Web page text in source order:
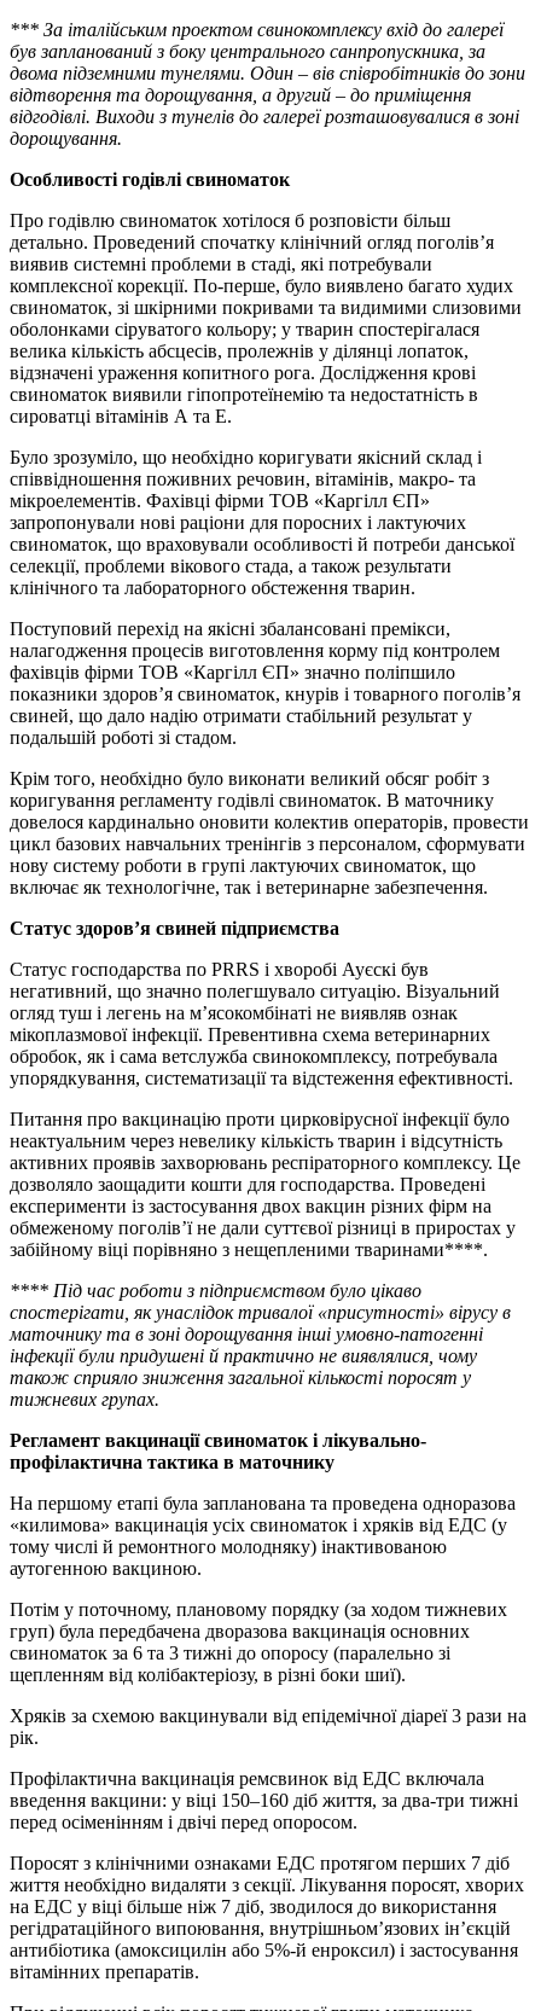
*** За італійським проектом свинокомплексу вхід до галереї
був запланований з боку центрального санпропускника, за
двома підземними тунелями. Один – вів співробітників до зони
відтворення та дорощування, а другий – до приміщення
відгодівлі. Виходи з тунелів до галереї розташовувалися в зоні
дорощування.
Особливості годівлі свиноматок
Про годівлю свиноматок хотілося б розповісти більш
детально. Проведений спочатку клінічний огляд поголів’я
виявив системні проблеми в стаді, які потребували
комплексної корекції. По-перше, було виявлено багато худих
свиноматок, зі шкірними покривами та видимими слизовими
оболонками сіруватого кольору; у тварин спостерігалася
велика кількість абсцесів, пролежнів у ділянці лопаток,
відзначені ураження копитного рога. Дослідження крові
свиноматок виявили гіпопротеїнемію та недостатність в
сироватці вітамінів А та Е.
Було зрозуміло, що необхідно коригувати якісний склад і
співвідношення поживних речовин, вітамінів, макро- та
мікроелементів. Фахівці фірми ТОВ «Каргілл ЄП»
запропонували нові раціони для поросних і лактуючих
свиноматок, що враховували особливості й потреби данської
селекції, проблеми вікового стада, а також результати
клінічного та лабораторного обстеження тварин.
Поступовий перехід на якісні збалансовані премікси,
налагодження процесів виготовлення корму під контролем
фахівців фірми ТОВ «Каргілл ЄП» значно поліпшило
показники здоров’я свиноматок, кнурів і товарного поголів’я
свиней, що дало надію отримати стабільний результат у
подальшій роботі зі стадом.
Крім того, необхідно було виконати великий обсяг робіт з
коригування регламенту годівлі свиноматок. В маточнику
довелося кардинально оновити колектив операторів, провести
цикл базових навчальних тренінгів з персоналом, сформувати
нову систему роботи в групі лактуючих свиноматок, що
включає як технологічне, так і ветеринарне забезпечення.
Статус здоров’я свиней підприємства
Статус господарства по PRRS і хворобі Ауєскі був
негативний, що значно полегшувало ситуацію. Візуальний
огляд туш і легень на м’ясокомбінаті не виявляв ознак
мікоплазмової інфекції. Превентивна схема ветеринарних
обробок, як і сама ветслужба свинокомплексу, потребувала
упорядкування, систематизації та відстеження ефективності.
Питання про вакцинацію проти цирковірусної інфекції було
неактуальним через невелику кількість тварин і відсутність
активних проявів захворювань респіраторного комплексу. Це
дозволяло заощадити кошти для господарства. Проведені
експерименти із застосування двох вакцин різних фірм на
обмеженому поголів’ї не дали суттєвої різниці в приростах у
забійному віці порівняно з нещепленими тваринами****.
**** Під час роботи з підприємством було цікаво
спостерігати, як унаслідок тривалої «присутності» вірусу в
маточнику та в зоні дорощування інші умовно-патогенні
інфекції були придушені й практично не виявлялися, чому
також сприяло зниження загальної кількості поросят у
тижневих групах.
Регламент вакцинації свиноматок і лікувально-
профілактична тактика в маточнику
На першому етапі була запланована та проведена одноразова
«килимова» вакцинація усіх свиноматок і хряків від ЕДС (у
тому числі й ремонтного молодняку) інактивованою
аутогенною вакциною.
Потім у поточному, плановому порядку (за ходом тижневих
груп) була передбачена дворазова вакцинація основних
свиноматок за 6 та 3 тижні до опоросу (паралельно зі
щепленням від колібактеріозу, в різні боки шиї).
Хряків за схемою вакцинували від епідемічної діареї 3 рази на
рік.
Профілактична вакцинація ремсвинок від ЕДС включала
введення вакцини: у віці 150–160 діб життя, за два-три тижні
перед осіменінням і двічі перед опоросом.
Поросят з клінічними ознаками ЕДС протягом перших 7 діб
життя необхідно видаляти з секції. Лікування поросят, хворих
на ЕДС у віці більше ніж 7 діб, зводилося до використання
регідратаційного випоювання, внутрішньом’язових ін’єкцій
антибіотика (амоксицилін або 5%-й енроксил) і застосування
вітамінних препаратів.